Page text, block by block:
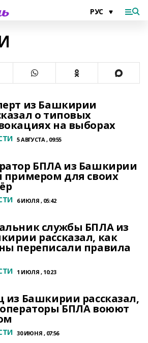
из Башкирии
о типовых
на выборах
5 АВГУСТА , 09:55
БПЛА из Башкирии
примером для своих
6 ИЮЛЯ , 05:42
службы БПЛА из
рассказал, как
переписали правила
1 ИЮЛЯ , 10:23
из Башкирии рассказал,
БПЛА воюют
30 ИЮНЯ , 07:56